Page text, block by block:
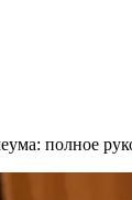
полное